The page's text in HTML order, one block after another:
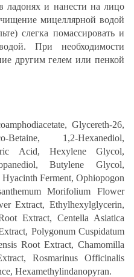
ладонях и нанести на лицо
мицеллярной водой
слегка помассировать и
При необходимости
другим гелем или пенкой
Glycereth-26,
1,2-Hexanediol,
Acid, Hexylene Glycol,
Butylene Glycol,
Ferment, Ophiopogon
Morifolium Flower
Extract, Ethylhexylglycerin,
Extract, Centella Asiatica
Polygonum Cuspidatum
Root Extract, Chamomilla
Rosmarinus Officinalis
Hexamethylindanopyran.